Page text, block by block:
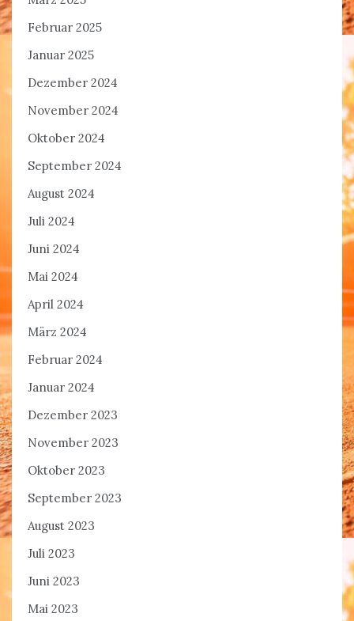
Februar 2025
Januar 2025
Dezember 2024
November 2024
Oktober 2024
September 2024
August 2024
Juli 2024
Juni 2024
Mai 2024
April 2024
März 2024
Februar 2024
Januar 2024
Dezember 2023
November 2023
Oktober 2023
September 2023
August 2023
Juli 2023
Juni 2023
Mai 2023